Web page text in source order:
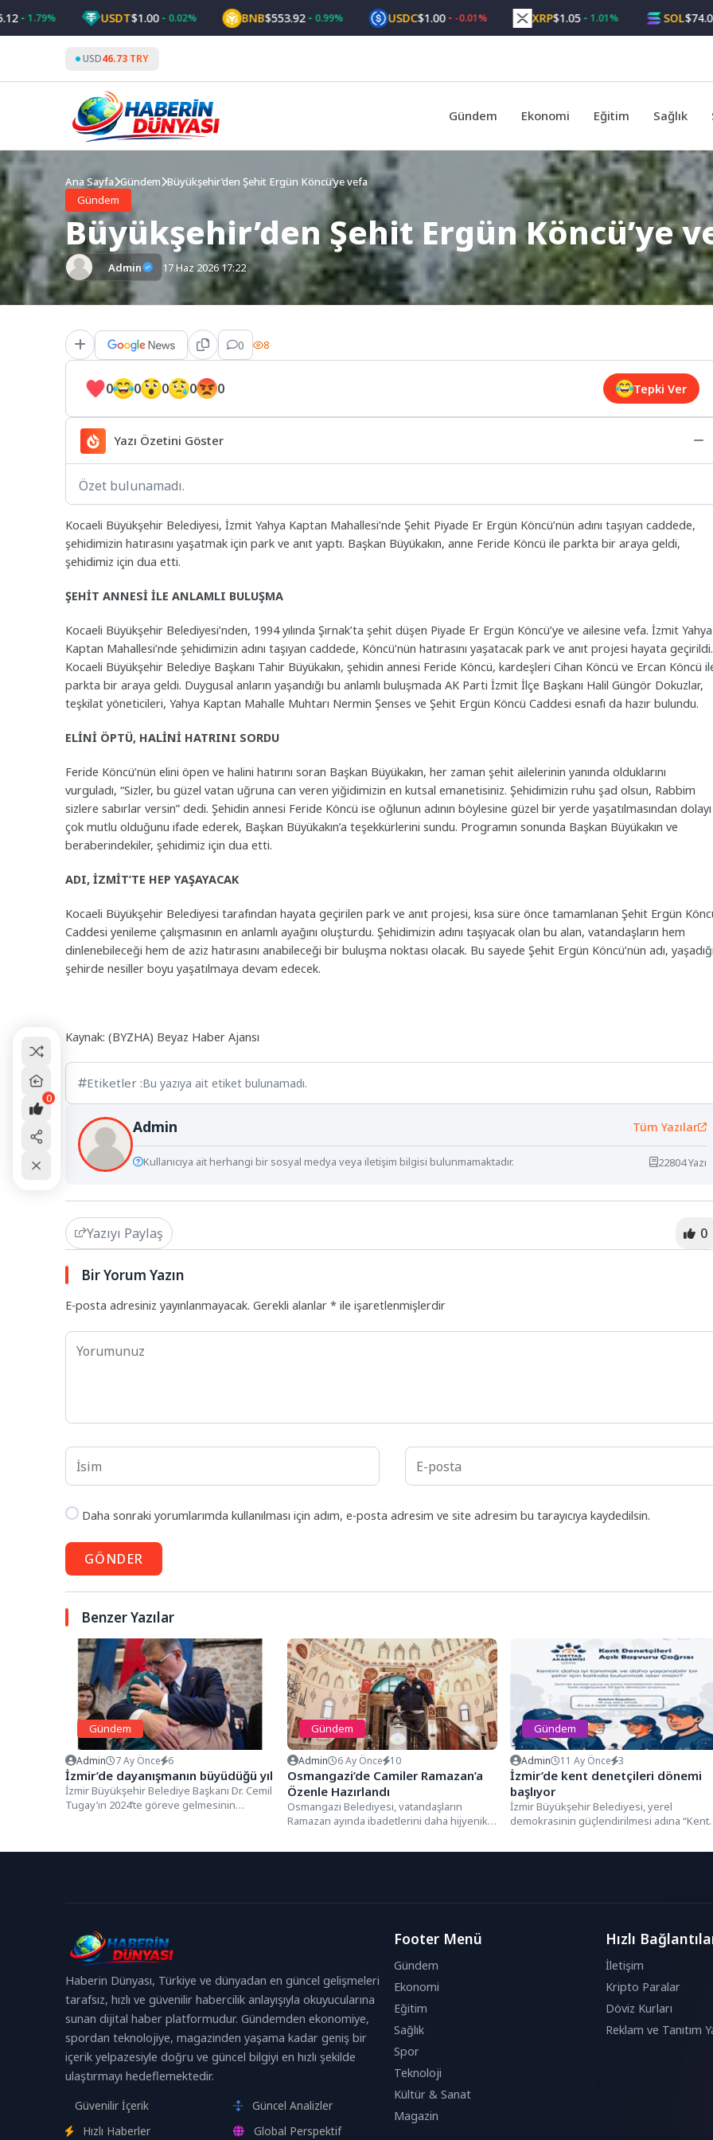
to
USDT$1.00 0.02% BNB$553.92 0.99% USDC$1.00 -0.01% XRP$1.05 1.01% SOL$74.00
USD46.73 TRY
Gündem Ekonomi Eğitim Sağlık
Ana Sayfa Gündem Büyükşehir’den Şehit Ergün Köncü’ye vefa
Gündem
Büyükşehir’den Şehit Ergün Köncü’ye
Admin 17 Haz 2026 17:22
0 8
0 0 0 0 0 Tepki Ver
Yazı Özetini Göster
Özet bulunamadı.
Kocaeli Büyükşehir Belediyesi, İzmit Yahya Kaptan Mahallesi’nde Şehit Piyade Er Ergün Köncü’nün adını taşıyan caddede,
şehidimizin hatırasını yaşatmak için park ve anıt yaptı. Başkan Büyükakın, anne Feride Köncü ile parkta bir araya geldi,
şehidimiz için dua etti.
ŞEHİT ANNESİ İLE ANLAMLI BULUŞMA
Kocaeli Büyükşehir Belediyesi’nden, 1994 yılında Şırnak’ta şehit düşen Piyade Er Ergün Köncü’ye ve ailesine vefa. İzmit Yahya
Kaptan Mahallesi’nde şehidimizin adını taşıyan caddede, Köncü’nün hatırasını yaşatacak park ve anıt projesi hayata geçirildi.
Kocaeli Büyükşehir Belediye Başkanı Tahir Büyükakın, şehidin annesi Feride Köncü, kardeşleri Cihan Köncü ve Ercan Köncü
parkta bir araya geldi. Duygusal anların yaşandığı bu anlamlı buluşmada AK Parti İzmit İlçe Başkanı Halil Güngör Dokuzlar,
teşkilat yöneticileri, Yahya Kaptan Mahalle Muhtarı Nermin Şenses ve Şehit Ergün Köncü Caddesi esnafı da hazır bulundu.
ELİNİ ÖPTÜ, HALİNİ HATRINI SORDU
Feride Köncü’nün elini öpen ve halini hatırını soran Başkan Büyükakın, her zaman şehit ailelerinin yanında olduklarını
vurguladı, “Sizler, bu güzel vatan uğruna can veren yiğidimizin en kutsal emanetisiniz. Şehidimizin ruhu şad olsun, Rabbim
sizlere sabırlar versin” dedi. Şehidin annesi Feride Köncü ise oğlunun adının böylesine güzel bir yerde yaşatılmasından dolayı
çok mutlu olduğunu ifade ederek, Başkan Büyükakın’a teşekkürlerini sundu. Programın sonunda Başkan Büyükakın ve
beraberindekiler, şehidimiz için dua etti.
ADI, İZMİT’TE HEP YAŞAYACAK
Kocaeli Büyükşehir Belediyesi tarafından hayata geçirilen park ve anıt projesi, kısa süre önce tamamlanan Şehit Ergün
Caddesi yenileme çalışmasının en anlamlı ayağını oluşturdu. Şehidimizin adını taşıyacak olan bu alan, vatandaşların hem
dinlenebileceği hem de aziz hatırasını anabileceği bir buluşma noktası olacak. Bu sayede Şehit Ergün Köncü’nün adı,
şehirde nesiller boyu yaşatılmaya devam edecek.
Kaynak: (BYZHA) Beyaz Haber Ajansı
Etiketler :Bu yazıya ait etiket bulunamadı.
Admin Tüm Yazılar
Kullanıcıya ait herhangi bir sosyal medya veya iletişim bilgisi bulunmamaktadır. 22804 Yazı
Yazıyı Paylaş 0
Bir Yorum Yazın
E-posta adresiniz yayınlanmayacak. Gerekli alanlar * ile işaretlenmişlerdir
Daha sonraki yorumlarımda kullanılması için adım, e-posta adresim ve site adresim bu tarayıcıya kaydedilsin.
GÖNDER
Benzer Yazılar
Gündem
Admin 7 Ay Önce 6
İzmir’de dayanışmanın büyüdüğü yıl
İzmir Büyükşehir Belediye Başkanı Dr. Cemil
Tugay’ın 2024’te göreve gelmesinin
Gündem
Admin 6 Ay Önce 10
Osmangazi’de Camiler Ramazan’a
Özenle Hazırlandı
Osmangazi Belediyesi, vatandaşların
Ramazan ayında ibadetlerini daha hijyenik
genelindeki camilerde...
Gündem
Admin 11 Ay Önce 3
İzmir’de kent denetçileri dönemi
başlıyor
İzmir Büyükşehir Belediyesi, yerel
demokrasinin güçlendirilmesi adına “Kent
aldı. Projeyle İzmir’de...
Haberin Dünyası, Türkiye ve dünyadan en güncel gelişmeleri
tarafsız, hızlı ve güvenilir habercilik anlayışıyla okuyucularına
sunan dijital haber platformudur. Gündemden ekonomiye,
spordan teknolojiye, magazinden yaşama kadar geniş bir
içerik yelpazesiyle doğru ve güncel bilgiyi en hızlı şekilde
ulaştırmayı hedeflemektedir.
Güvenilir İçerik
Güncel Analizler
Hızlı Haberler
Global Perspektif
Footer Menü
Gündem
Ekonomi
Eğitim
Sağlık
Spor
Teknoloji
Kültür & Sanat
Magazin
Hızlı
İletişim
Kripto Paralar
Döviz Kurları
Reklam ve Tanıtım
0